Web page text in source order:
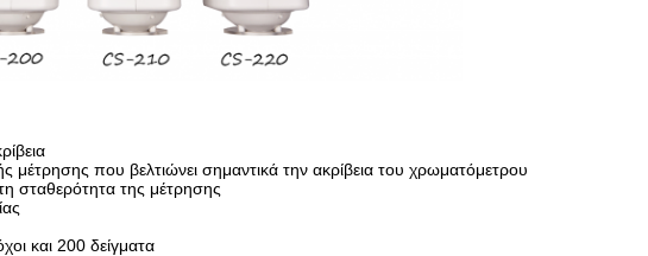
μέτρησης που βελτιώνει σημαντικά την ακρίβεια του χρωματόμετρου
σταθερότητα της μέτρησης
και 200 δείγματα